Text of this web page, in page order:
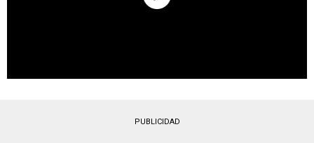
PUBLICIDAD